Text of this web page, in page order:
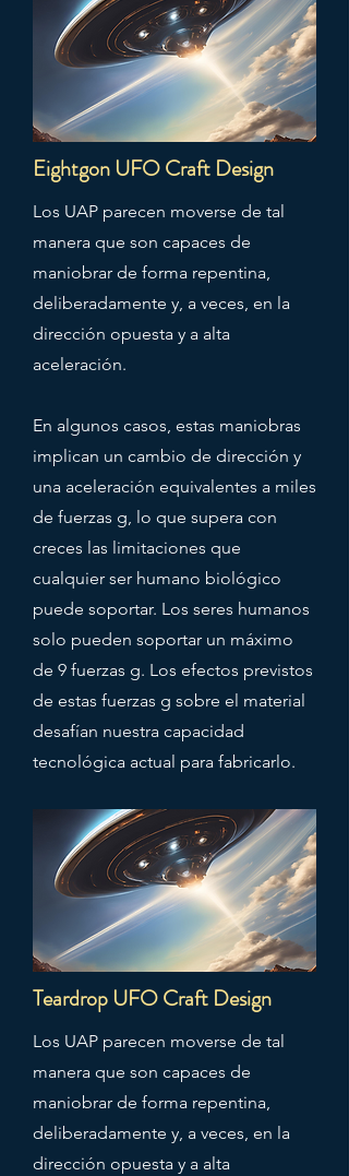
Eightgon UFO Craft Design
Los UAP parecen moverse de tal
manera que son capaces de
maniobrar de forma repentina,
deliberadamente y, a veces, en la
dirección opuesta y a alta
aceleración.
En algunos casos, estas maniobras
implican un cambio de dirección y
una aceleración equivalentes a miles
de fuerzas g, lo que supera con
creces las limitaciones que
cualquier ser humano biológico
puede soportar. Los seres humanos
solo pueden soportar un máximo
de 9 fuerzas g. Los efectos previstos
de estas fuerzas g sobre el material
desafían nuestra capacidad
tecnológica actual para fabricarlo.
Teardrop UFO Craft Design
Los UAP parecen moverse de tal
manera que son capaces de
maniobrar de forma repentina,
deliberadamente y, a veces, en la
dirección opuesta y a alta